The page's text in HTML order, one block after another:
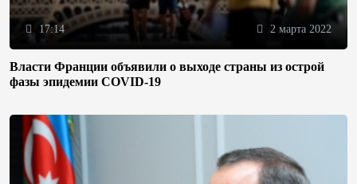
17:14 2 марта 2022
Власти Франции объявили о выходе страны из острой
фазы эпидемии COVID-19